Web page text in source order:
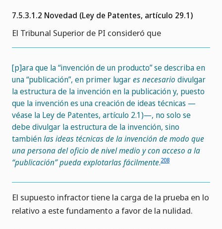
7.5.3.1.2 Novedad (Ley de Patentes, artículo 29.1)
El Tribunal Superior de PI consideró que
[p]ara que la “invención de un producto” se describa en
una “publicación”, en primer lugares necesario divulgar
la estructura de la invención en la publicación y, puesto
que la invención es una creación de ideas técnicas —
véase la Ley de Patentes, artículo 2.1)—, no solo se
debe divulgar la estructura de la invención, sino
tambiénlas ideas técnicas de la invención de modo que
una persona del oficio de nivel medio y con acceso a la
“publicación” pueda explotarlas fácilmente.208
El supuesto infractor tiene la carga de la prueba en lo
relativo a este fundamento a favor de la nulidad.